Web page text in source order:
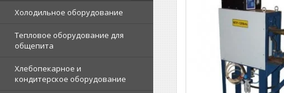
Холодильное оборудование
Тепловое оборудование для
общепита
Хлебопекарное и
кондитерское оборудование